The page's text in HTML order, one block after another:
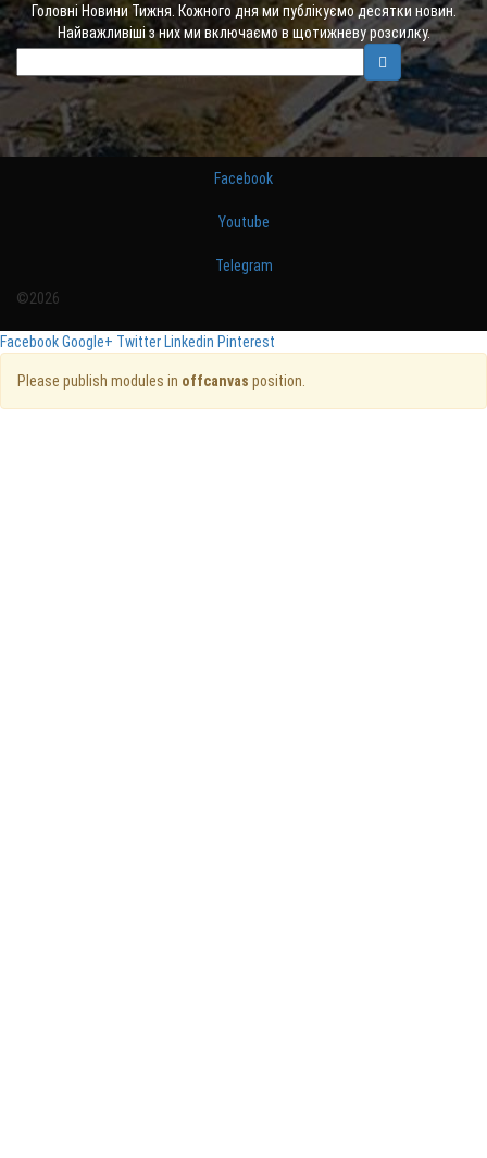
Головні Новини Тижня. Кожного дня ми публікуємо десятки новин.
Найважливіші з них ми включаємо в щотижневу розсилку.
Facebook
Youtube
Telegram
©2026
FacebookGoogle+ TwitterLinkedin Pinterest
Please publish modules in offcanvas position.